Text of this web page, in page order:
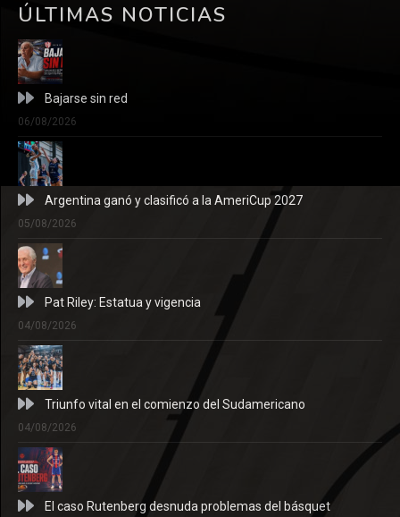
ÚLTIMAS NOTICIAS
Bajarse sin red
06/08/2026
Argentina ganó y clasificó a la AmeriCup 2027
05/08/2026
Pat Riley: Estatua y vigencia
04/08/2026
Triunfo vital en el comienzo del Sudamericano
04/08/2026
El caso Rutenberg desnuda problemas del básquet